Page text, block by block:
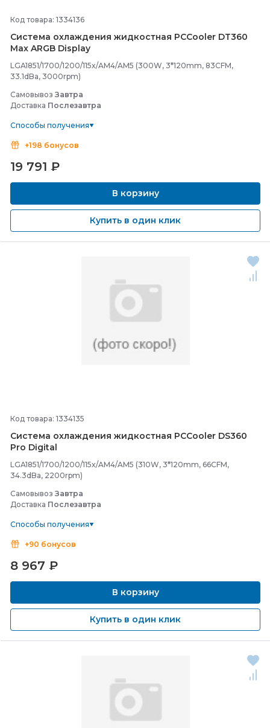
Код товара: 1334136
Система охлаждения жидкостная PCCooler DT360
Max ARGB Display
LGA1851/1700/1200/115x/AM4/AM5 (300W, 3*120mm, 83CFM,
33.1dBa, 3000rpm)
Самовывоз Завтра
Доставка Послезавтра
Способы получения
+198 бонусов
19 791 ₽
В корзину
Купить в один клик
Код товара: 1334135
Система охлаждения жидкостная PCCooler DS360
Pro Digital
LGA1851/1700/1200/115x/AM4/AM5 (310W, 3*120mm, 66CFM,
34.3dBa, 2200rpm)
Самовывоз Завтра
Доставка Послезавтра
Способы получения
+90 бонусов
8 967 ₽
В корзину
Купить в один клик